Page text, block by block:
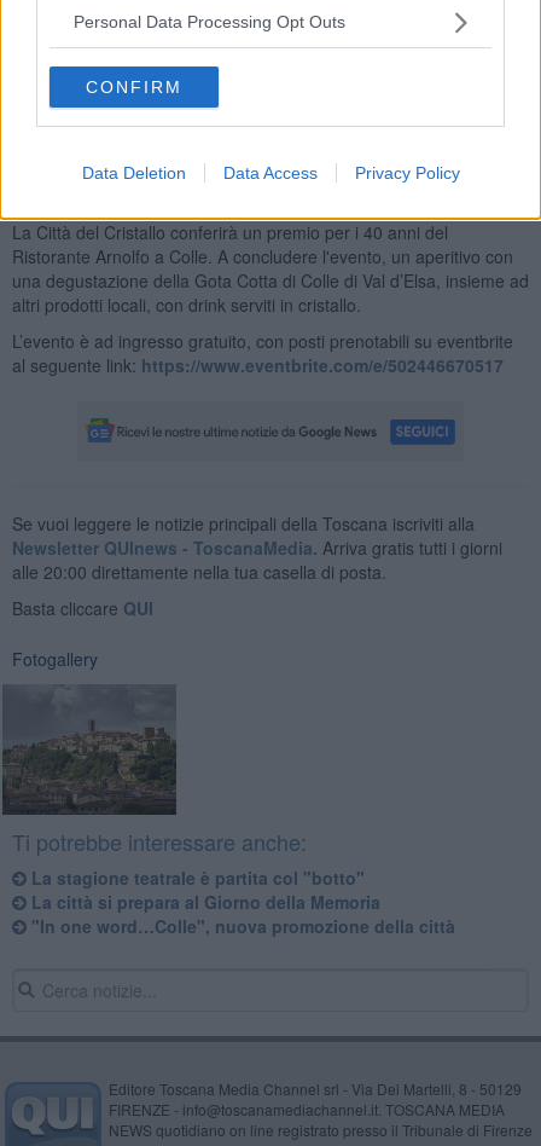
Personal Data Processing Opt Outs
CONFIRM
Data Deletion Data Access Privacy Policy
La seconda parte del pomeriggio sarà aperta da un intervento
su Colle di Val d’Elsa da parte di Wikipedro,
youtuber e creatore
di video divulgativi sull’arte e la storia, e sarà in seguito dedicata ad
interventi di importanti operatori ed eccellenze del nostro territorio:
il liutaio Sergio Gistri racconterà il lavoro che svolge in Castello da
molti anni, seguito da una esibizione musicale di Francesca Chiocci
che suonerà una viola da gamba creata a Colle dal liutaio stesso,
accompagnata da Costanza Redini (contralto), per chiudere con
La Città del Cristallo conferirà un premio per i 40 anni del
Ristorante Arnolfo a Colle. A concludere l'evento, un aperitivo con
una degustazione della Gota Cotta di Colle di Val d’Elsa, insieme ad
altri prodotti locali, con drink serviti in cristallo.
L’evento è ad ingresso gratuito, con posti prenotabili su eventbrite
al seguente link: https://www.eventbrite.com/e/502446670517
Se vuoi leggere le notizie principali della Toscana iscriviti alla
Newsletter QUInews - ToscanaMedia. Arriva gratis tutti i giorni
alle 20:00 direttamente nella tua casella di posta.
Basta cliccare QUI
Fotogallery
Ti potrebbe interessare anche:
La stagione teatrale è partita col "botto"
La città si prepara al Giorno della Memoria
"In one word…Colle", nuova promozione della città
Editore Toscana Media Channel srl - Via Dei Martelli, 8 - 50129
FIRENZE - info@toscanamediachannel.it. TOSCANA MEDIA
NEWS quotidiano on line registrato presso il Tribunale di Firenze